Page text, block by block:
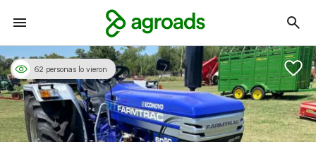
62 personas lo vieron